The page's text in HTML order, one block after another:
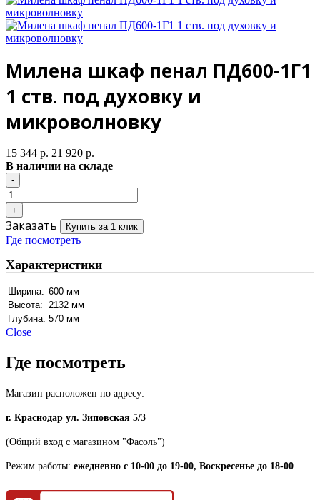
Милена шкаф пенал ПД600-1Г1
1 ств. под духовку и
микроволновку
15 344 р. 21 920 р.
В наличии на складе
Заказать Купить за 1 клик
Где посмотреть
Характеристики
Ширина: 600 мм
Высота:
2132 мм
Глубина: 570 мм
Close
Где посмотреть
Магазин расположен по адресу:
г. Краснодар ул. Зиповская 5/3
(Общий вход с магазином "Фасоль")
Режим работы: ежедневно с 10-00 до 19-00, Воскресенье до 18-00